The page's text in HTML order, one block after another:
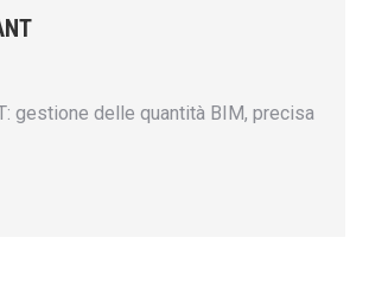
gestione delle quantità BIM, precisa